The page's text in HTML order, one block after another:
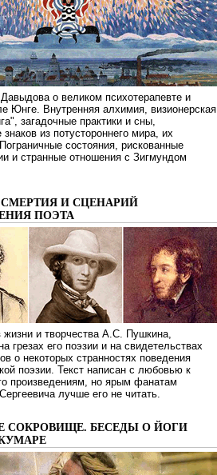
о великом психотерапевте и
Юнге. Внутренняя алхимия, визионерская
загадочные практики и сны,
из потустороннего мира, их
состояния, рискованные
и странные отношения с Зигмундом
И СЦЕНАРИЙ
ПОЭТА
жизни и творчества А.С. Пушкина,
грезах его поэзии и на свидетельствах
о некоторых странностях поведения
поэзии. Текст написан с любовью к
произведениям, но ярым фанатам
лучше его не читать.
СОКРОВИЩЕ. БЕСЕДЫ О ЙОГИ